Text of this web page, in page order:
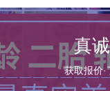
真
获取报价·